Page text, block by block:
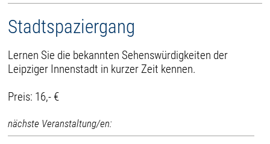
Stadtspaziergang
Lernen Sie die bekannten Sehenswürdigkeiten der
Leipziger Innenstadt in kurzer Zeit kennen.
Preis: 16,- €
nächste Veranstaltung/en: